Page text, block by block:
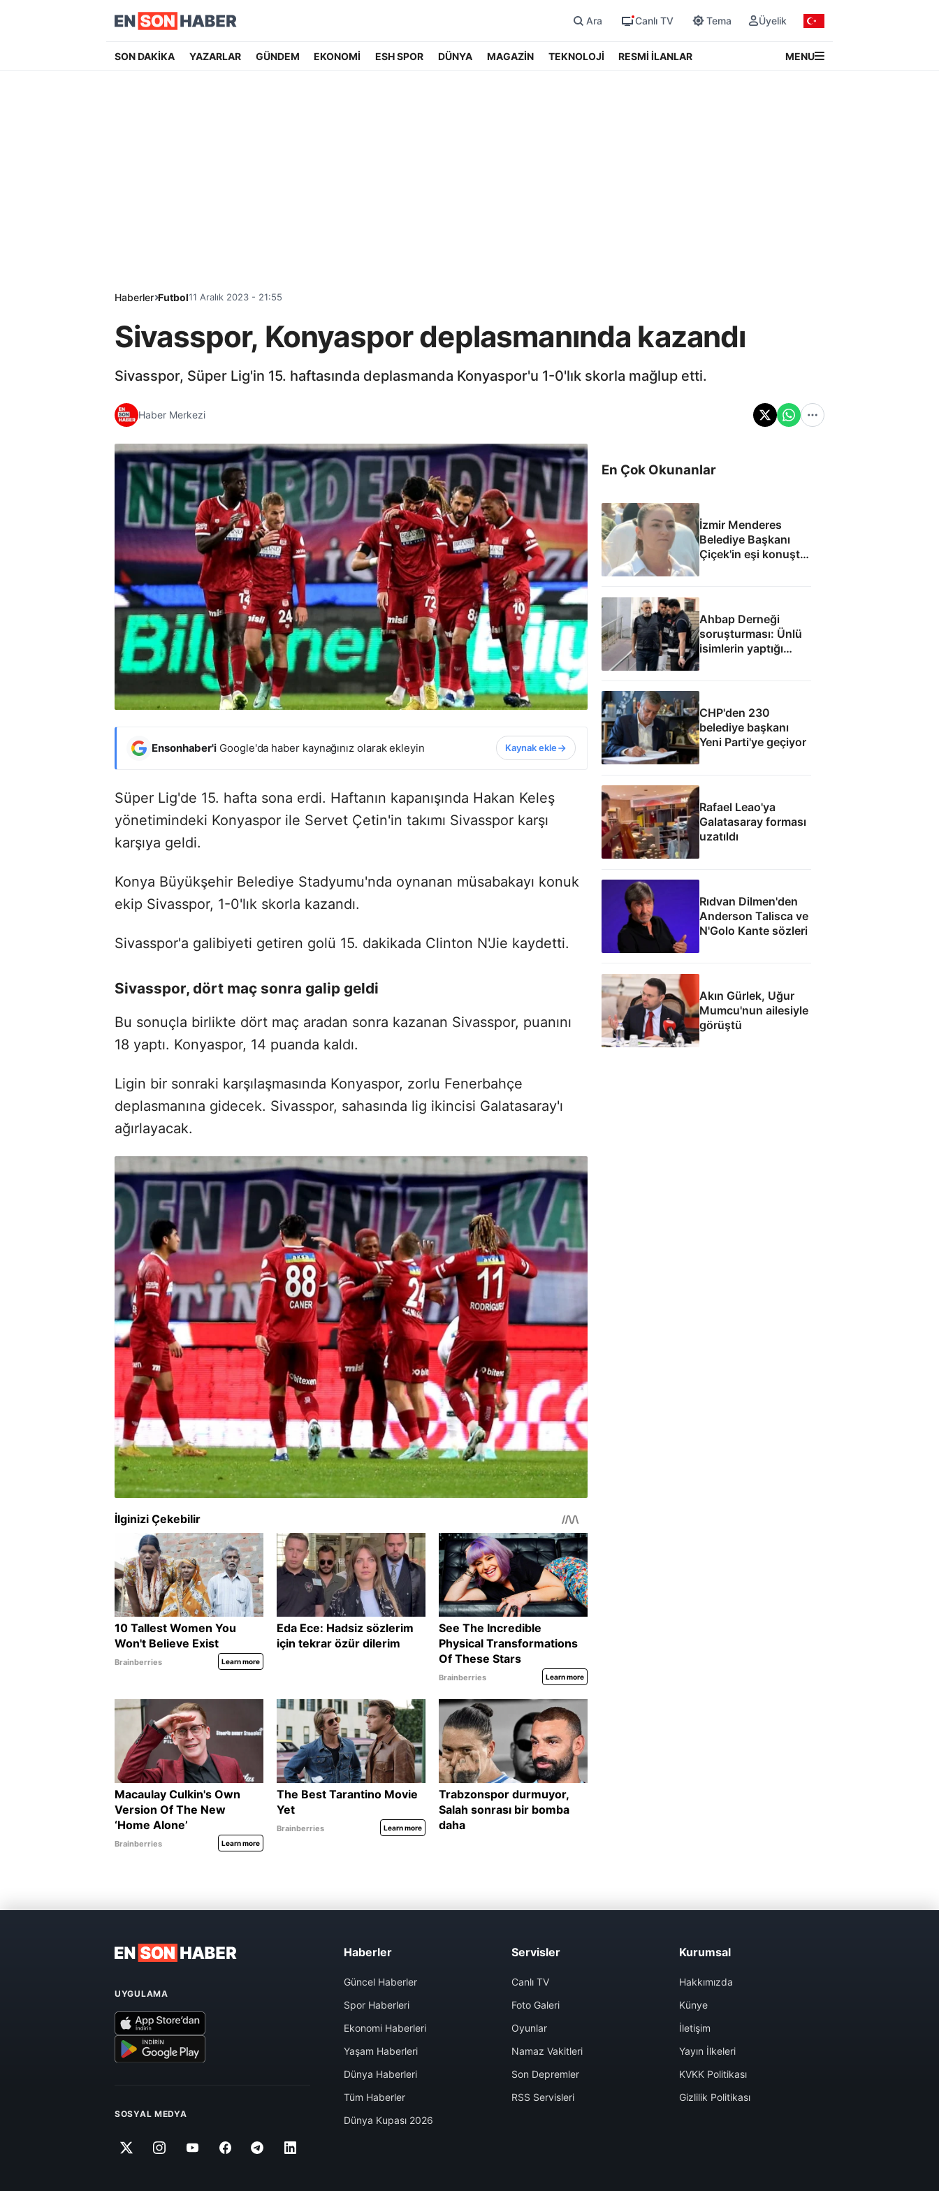
Ara Canlı TV Tema Üyelik
SON DAKİKA YAZARLAR GÜNDEM EKONOMİ ESH SPOR DÜNYA MAGAZİN TEKNOLOJİ RESMİ İLANLAR MENU
Haberler Futbol11 Aralık 2023 - 21:55
Sivasspor, Konyaspor deplasmanında kazandı
Sivasspor, Süper Lig'in 15. haftasında deplasmanda Konyaspor'u 1-0'lık skorla mağlup etti.
Haber Merkezi
Ensonhaber'i Google'da haber kaynağınız olarak ekleyin Kaynak ekle
Süper Lig'de 15. hafta sona erdi. Haftanın kapanışında Hakan Keleş
yönetimindeki Konyaspor ile Servet Çetin'in takımı Sivasspor karşı
karşıya geldi.
Konya Büyükşehir Belediye Stadyumu'nda oynanan müsabakayı konuk
ekip Sivasspor, 1-0'lık skorla kazandı.
Sivasspor'a galibiyeti getiren golü 15. dakikada Clinton N'Jie kaydetti.
Sivasspor, dört maç sonra galip geldi
Bu sonuçla birlikte dört maç aradan sonra kazanan Sivasspor, puanını
18 yaptı. Konyaspor, 14 puanda kaldı.
Ligin bir sonraki karşılaşmasında Konyaspor, zorlu Fenerbahçe
deplasmanına gidecek. Sivasspor, sahasında lig ikincisi Galatasaray'ı
ağırlayacak.
En Çok Okunanlar
İzmir Menderes
Belediye Başkanı
Çiçek'in eşi konuştu:
Ahbap Derneği
soruşturması: Ünlü
isimlerin yaptığı
bağışlar
CHP'den 230
belediye başkanı
Yeni Parti'ye geçiyor
Rafael Leao'ya
Galatasaray forması
uzatıldı
Rıdvan Dilmen'den
Anderson Talisca ve
N'Golo Kante sözleri
Akın Gürlek, Uğur
Mumcu'nun ailesiyle
görüştü
UYGULAMA
SOSYAL MEDYA
Haberler
Güncel Haberler
Spor Haberleri
Ekonomi Haberleri
Yaşam Haberleri
Dünya Haberleri
Tüm Haberler
Dünya Kupası 2026
Servisler
Canlı TV
Foto Galeri
Oyunlar
Namaz Vakitleri
Son Depremler
RSS Servisleri
Kurumsal
Hakkımızda
Künye
İletişim
Yayın İlkeleri
KVKK Politikası
Gizlilik Politikası